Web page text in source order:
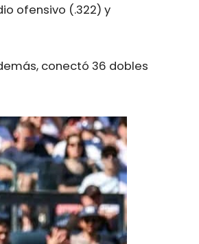
ofensivo (.322) y
conectó 36 dobles